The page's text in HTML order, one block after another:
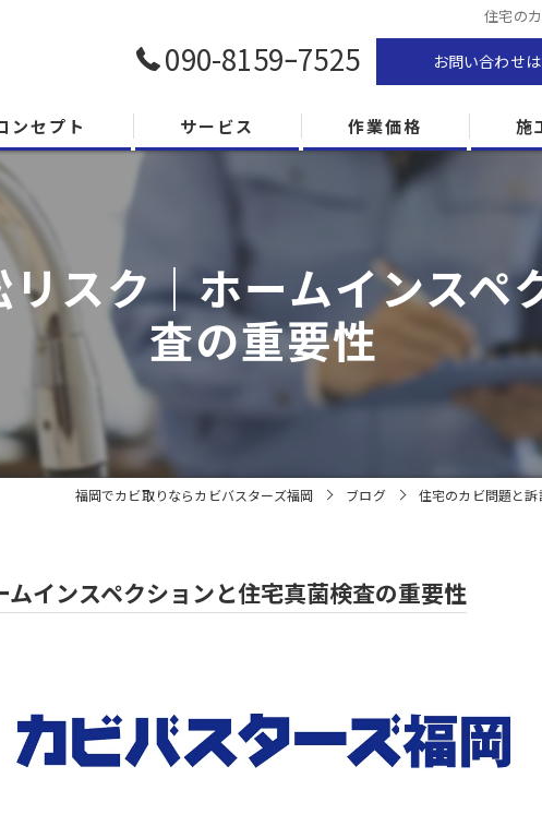
住宅の
090-8159ｰ7525 お問い合わせ
ンセプト サービス 作業価格 施
スク｜ホームインスペ
査の重要性
福岡でカビ取りならカビバスターズ福岡 ブログ 住宅のカビ問題と
インスペクションと住宅真菌検査の重要性